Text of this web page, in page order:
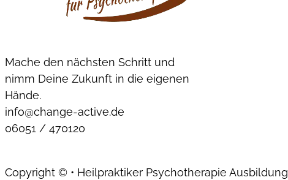
Mache den nächsten Schritt und
nimm Deine Zukunft in die eigenen
Hände.
info@change-active.de
06051 / 470120
Copyright © • Heilpraktiker Psychotherapie Ausbildung